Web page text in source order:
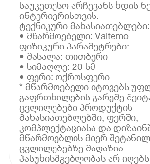
საუკეთესო არჩევანს ხდის
ინტერიერისთვის.
ტექნიკური მახასიათებლები:
• მწარმოებელი: Valtemo
ფიზიკური პარამეტრები:
• მასალა: თითბერი
• სიმაღლე: 20 სმ
• ფერი: ოქროსფერი
* მწარმოებელი იტოვებს
გაფრთხილების გარეშე
ცვლილებები პროდუქტის
მახასიათებლებში, ფერში,
კომპლექტაციასა და
მწარმოებლის მიერ შეტანილ
ცვლილებებზე მაღაზია
პასუხისმგებლობას არ